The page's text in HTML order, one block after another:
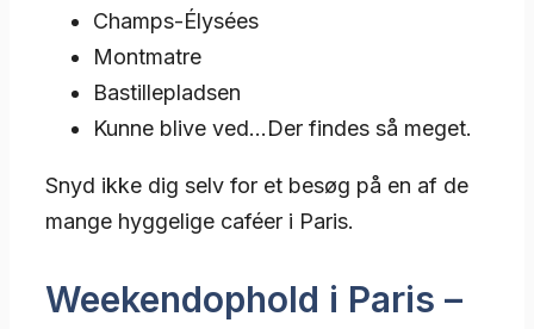
Champs-Élysées
Montmatre
Bastillepladsen
Kunne blive ved…Der findes så meget.
Snyd ikke dig selv for et besøg på en af de
mange hyggelige caféer i Paris.
Weekendophold i Paris –